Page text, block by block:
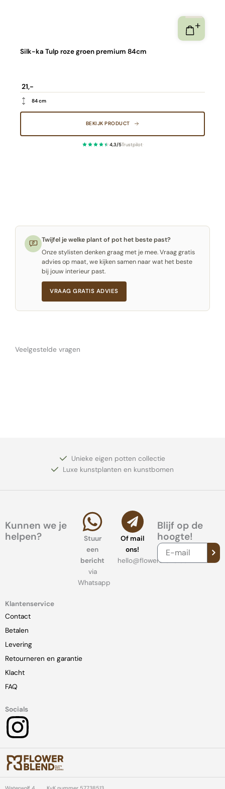
Silk-ka Tulp roze groen premium 84cm
21,-
84 cm
BEKIJK PRODUCT
4,3/5Trustpilot·
Twijfel je welke plant of pot het beste past?
Onze stylisten denken graag met je mee. Vraag gratis
advies op maat, we kijken samen naar wat het beste
bij jouw interieur past.
VRAAG GRATIS ADVIES
Veelgestelde vragen
Unieke eigen potten collectie
Luxe kunstplanten en kunstbomen
Kunnen we je
helpen?
Stuur
een
bericht
via
Whatsapp
Of mail
ons!
hello@flowerblend.com
Blijf op de
hoogte!
E-
mail
Klantenservice
Contact
Betalen
Levering
Retourneren en garantie
Klacht
FAQ
Socials
I
n
s